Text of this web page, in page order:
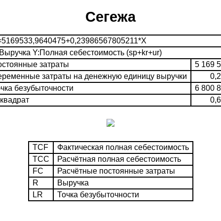
Сегежа
Y:Полная себестоимость (sp+kr+ur)
затраты
5 169
затраты на денежную единицу выручки
безубыточности
6 800
TCF
Фактическая полная себестоимость
TCC
Расчётная полная себестоимость
FC
Расчётные постоянные затраты
R
Выручка
LR
Точка безубыточности